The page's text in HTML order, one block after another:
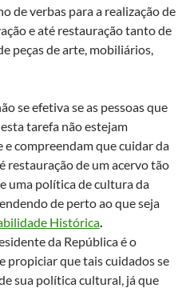
de verbas para a realização de
e até restauração tanto de
peças de arte, mobiliários,
se efetiva se as pessoas que
tarefa não estejam
compreendam que cuidar da
restauração de um acervo tão
uma política de cultura da
de perto ao que seja
Histórica.
da República é o
propiciar que tais cuidados se
sua política cultural, já que